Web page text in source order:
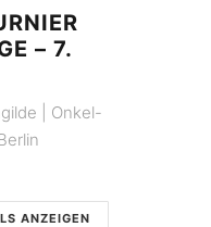
– 7.
| Onkel-
ANZEIGEN